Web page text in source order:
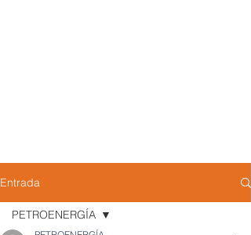
Entrada
PETROENERGÍA